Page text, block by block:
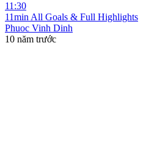
11:30
11min All Goals & Full Highlights
Phuoc Vinh Dinh
10 năm trước